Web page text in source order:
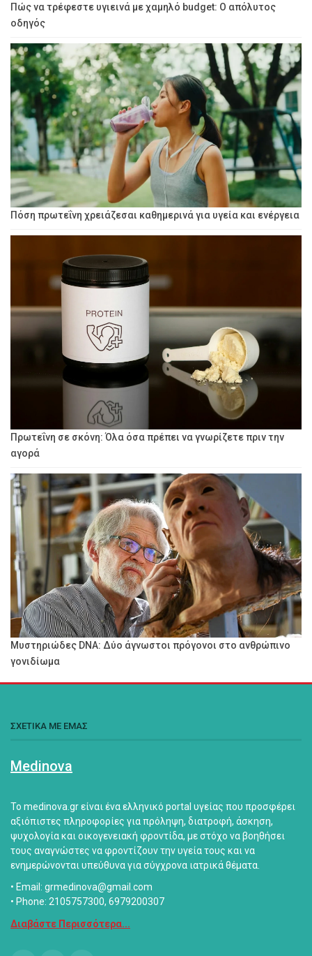
Πώς να τρέφεστε υγιεινά με χαμηλό budget: Ο απόλυτος
οδηγός
Πόση πρωτεΐνη χρειάζεσαι καθημερινά για υγεία και ενέργεια
Πρωτεΐνη σε σκόνη: Όλα όσα πρέπει να γνωρίζετε πριν την
αγορά
Μυστηριώδες DNA: Δύο άγνωστοι πρόγονοι στο ανθρώπινο
γονιδίωμα
ΣΧΕΤΙΚΑ ΜΕ ΕΜΑΣ
Medinova
Το medinova.gr είναι ένα ελληνικό portal υγείας που προσφέρει
αξιόπιστες πληροφορίες για πρόληψη, διατροφή, άσκηση,
ψυχολογία και οικογενειακή φροντίδα, με στόχο να βοηθήσει
τους αναγνώστες να φροντίζουν την υγεία τους και να
ενημερώνονται υπεύθυνα για σύγχρονα ιατρικά θέματα.
• Email: grmedinova@gmail.com
• Phone: 2105757300, 6979200307
Διαβάστε Περισσότερα...